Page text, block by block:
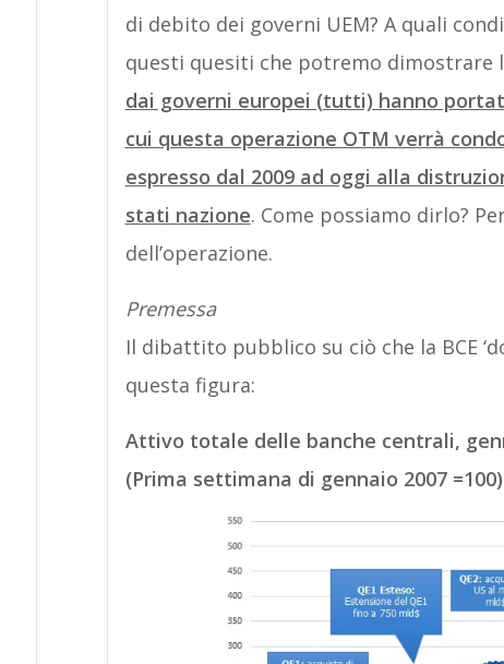
di debito dei governi UEM? A quali
questi quesiti che potremo dimostrare
dai governi europei (tutti) hanno
cui questa operazione OTM verrà
espresso dal 2009 ad oggi alla
stati nazione. Come possiamo dirlo?
dell’operazione.
Premessa
Il dibattito pubblico su ciò che la BCE
questa figura:
Attivo totale delle banche centrali,
(Prima settimana di gennaio 2007 =100)